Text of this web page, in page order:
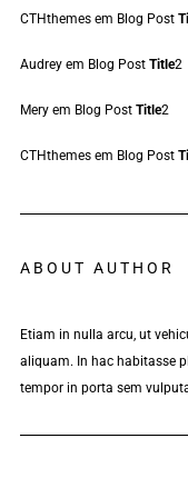
CTHthemesem Blog Post
Audreyem Blog Post Title2
Meryem Blog Post Title2
CTHthemesem Blog Post
ABOUT AUTHOR
Etiam in nulla arcu, ut
aliquam. In hac habitasse
tempor in porta sem